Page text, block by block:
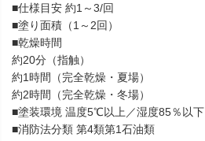
■仕様目安 約1～3/回
■塗り面積（1～2回）
■乾燥時間
約20分（指触）
約1時間（完全乾燥・夏場）
約2時間（完全乾燥・冬場）
■塗装環境 温度5℃以上／湿度85％以下
■消防法分類 第4類第1石油類